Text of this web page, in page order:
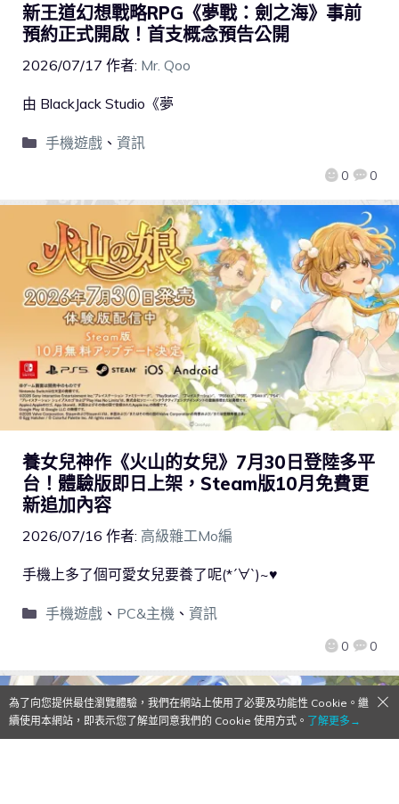
新王道幻想戰略RPG《夢戰：劍之海》事前
預約正式開啟！首支概念預告公開
2026/07/17 作者: Mr. Qoo
0 0
由 BlackJack Studio《夢
手機遊戲、 資訊
養女兒神作《火山的女兒》7月30日登陸多平
台！體驗版即日上架，Steam版10月免費更
新追加內容
2026/07/16 作者: 高級雜工Mo編
0 0
手機上多了個可愛女兒要養了呢(*´∀`)~♥
手機遊戲、 PC&主機、 資訊
為了向您提供最佳瀏覽體驗，我們在網站上使用了必要及功能性 Cookie。繼
續使用本網站，即表示您了解並同意我們的 Cookie 使用方式。 了解更多→